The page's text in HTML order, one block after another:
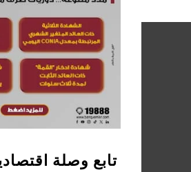
تابع وصلة